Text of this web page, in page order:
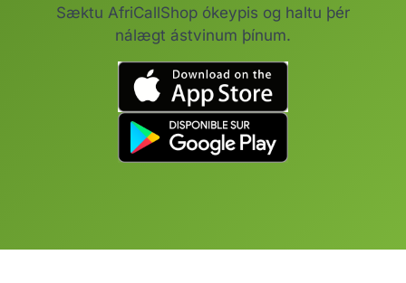
Sæktu AfriCallShop ókeypis og haltu þér
nálægt ástvinum þínum.